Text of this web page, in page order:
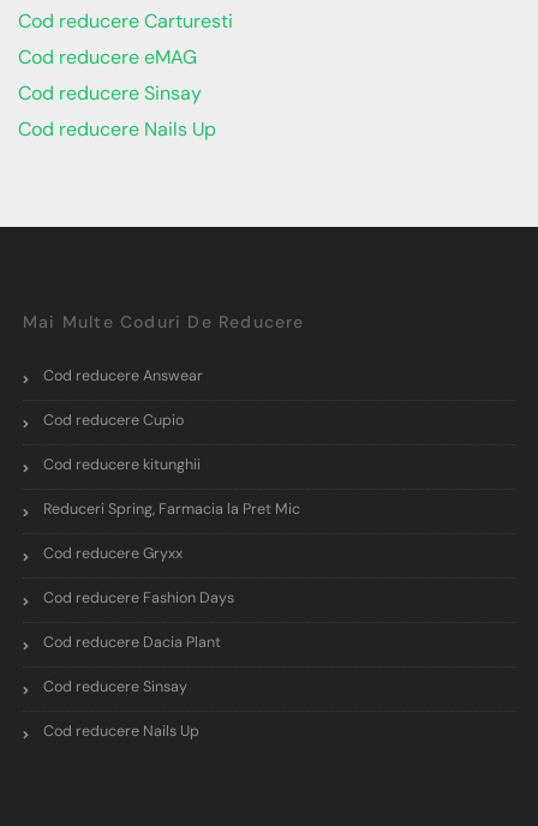
Cod reducere Carturesti
Cod reducere eMAG
Cod reducere Sinsay
Cod reducere Nails Up
Mai Multe Coduri De Reducere
Cod reducere Answear
Cod reducere Cupio
Cod reducere kitunghii
Reduceri Spring, Farmacia la Pret Mic
Cod reducere Gryxx
Cod reducere Fashion Days
Cod reducere Dacia Plant
Cod reducere Sinsay
Cod reducere Nails Up